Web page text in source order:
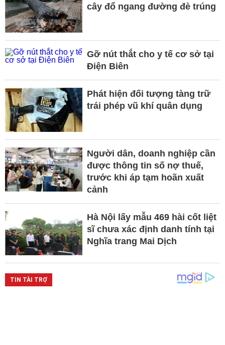
cây đổ ngang đường đè trúng
Gỡ nút thắt cho y tế cơ sở tại
Điện Biên
Phát hiện đối tượng tàng trữ
trái phép vũ khí quân dụng
Người dân, doanh nghiệp cần
được thông tin số nợ thuế,
trước khi áp tạm hoãn xuất
cảnh
Hà Nội lấy mẫu 469 hài cốt liệt
sĩ chưa xác định danh tính tại
Nghĩa trang Mai Dịch